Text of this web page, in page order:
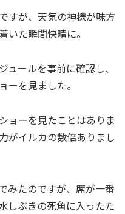
すが、天気の神様が味方
いた瞬間快晴に。
ュールを事前に確認し、
ーを見ました。
ョーを見たことはありま
がイルカの数倍ありまし
みたのですが、席が一番
しぶきの死角に入ったた